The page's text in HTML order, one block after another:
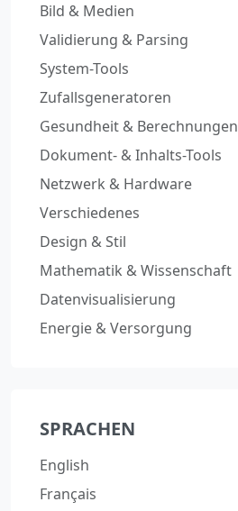
Bild & Medien
Validierung & Parsing
System-Tools
Zufallsgeneratoren
Gesundheit & Berechnungen
Dokument- & Inhalts-Tools
Netzwerk & Hardware
Verschiedenes
Design & Stil
Mathematik & Wissenschaft
Datenvisualisierung
Energie & Versorgung
SPRACHEN
English
Français